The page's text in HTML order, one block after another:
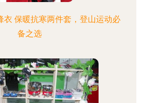
衣 保暖抗寒两件套，登山运动必
备之选